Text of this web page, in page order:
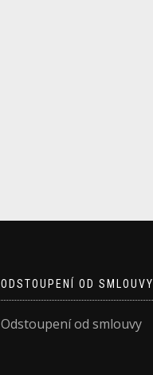
ODSTOUPENÍ OD SMLOUVY
Odstoupení od smlouvy